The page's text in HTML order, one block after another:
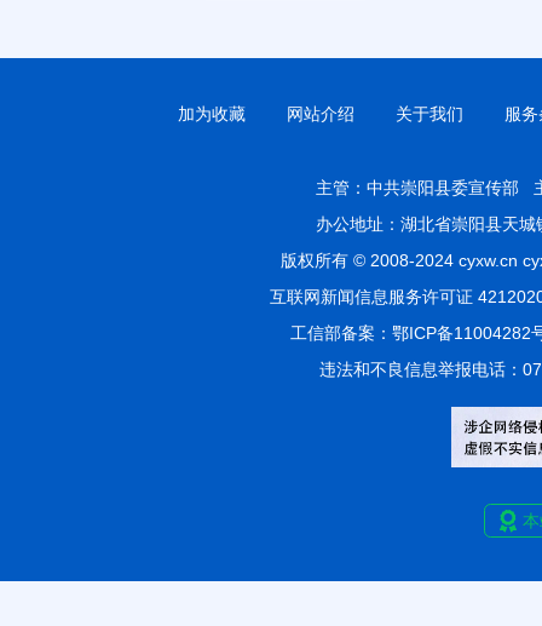
加为收藏 网站介绍 关于我们 服
主管： 中共崇阳县委宣传部
办公地址：湖北省崇阳县天
版权所有 © 2008-2024 cyxw.cn
互联网新闻信息服务许可证
工信部备案： 鄂ICP备11004282
违法和不良信息举报电话：